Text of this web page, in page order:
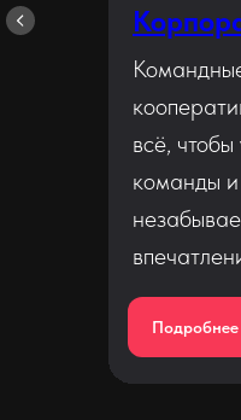
всё, чтобы
команды и
Подробнее